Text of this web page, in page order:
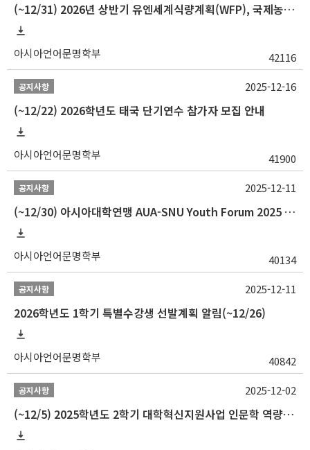
(~12/31) 2026년 상반기 유엔세계식량계획(WFP), 국제농업개발기금(IFAD) 및 유엔아동기금(UNICEF) 인턴십 프로그램 참가자 모집
아시아언어문명학부 42116
공지사항
(~12/22) 2026학년도 태국 단기연수 참가자 모집 안내
아시아언어문명학부 41900
2025-12-16
공지사항
(~12/30) 아시아대학연맹 AUA-SNU Youth Forum 2025 참가자 선발 안내
아시아언어문명학부 40134
2025-12-11
공지사항
2026학년도 1학기 특별수강생 선발계획 알림(~12/26)
아시아언어문명학부 40842
2025-12-11
공지사항
(~12/5) 2025학년도 2학기 대학혁신지원사업 인문학 역량강화 국제학술대회 참가 경비 지원 안내(2차)
2025-12-02